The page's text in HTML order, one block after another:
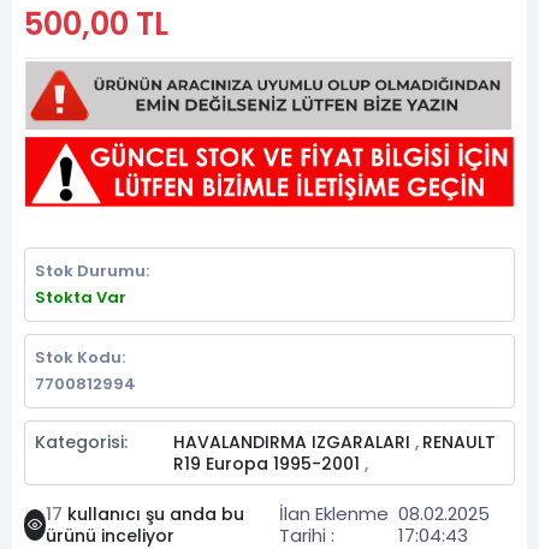
500,00 TL
Stok Durumu:
Stokta Var
Stok Kodu:
7700812994
Kategorisi: HAVALANDIRMA IZGARALARI , RENAULT
R19 Europa 1995-2001 ,
17 kullanıcı şu anda bu
ürünü inceliyor
İlan Eklenme
Tarihi :
08.02.2025
17:04:43